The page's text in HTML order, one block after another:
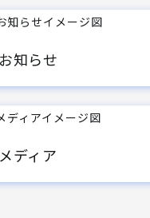
お知らせ
メディア